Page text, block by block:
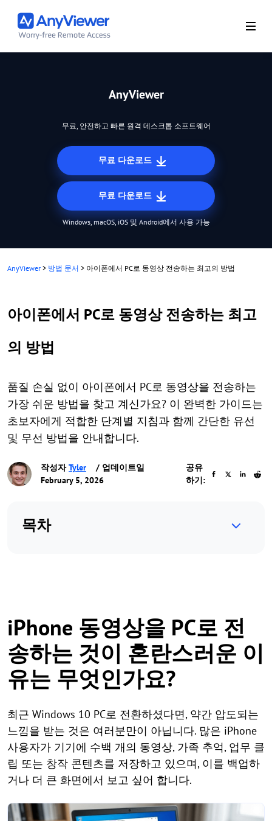
AnyViewer
무료, 안전하고 빠른 원격 데스크톱 소프트웨어
무료 다운로드
무료 다운로드
Windows, macOS, iOS 및 Android에서 사용 가능
AnyViewer > 방법 문서 > 아이폰에서 PC로 동영상 전송하는 최고의 방법
아이폰에서 PC로 동영상 전송하는 최고
의 방법
품질 손실 없이 아이폰에서 PC로 동영상을 전송하는
가장 쉬운 방법을 찾고 계신가요? 이 완벽한 가이드는
초보자에게 적합한 단계별 지침과 함께 간단한 유선
및 무선 방법을 안내합니다.
작성자Tyler
/ 업데이트일
February 5, 2026
공유
하기:
목차
iPhone 동영상을 PC로 전
송하는 것이 혼란스러운 이
유는 무엇인가요?
최근 Windows 10 PC로 전환하셨다면, 약간 압도되는
느낌을 받는 것은 여러분만이 아닙니다. 많은 iPhone
사용자가 기기에 수백 개의 동영상, 가족 추억, 업무 클
립 또는 창작 콘텐츠를 저장하고 있으며, 이를 백업하
거나 더 큰 화면에서 보고 싶어 합니다.